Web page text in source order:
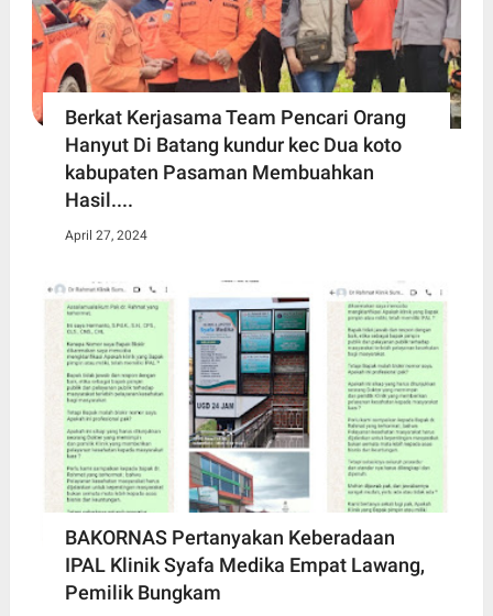
Berkat Kerjasama Team Pencari Orang
Hanyut Di Batang kundur kec Dua koto
kabupaten Pasaman Membuahkan
Hasil....
April 27, 2024
BAKORNAS Pertanyakan Keberadaan
IPAL Klinik Syafa Medika Empat Lawang,
Pemilik Bungkam